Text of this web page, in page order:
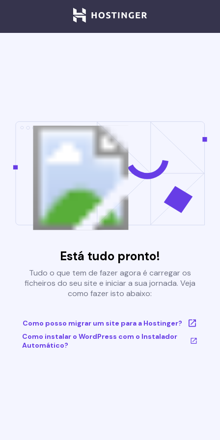
Está tudo pronto!
Tudo o que tem de fazer agora é carregar os
ficheiros do seu site e iniciar a sua jornada. Veja
como fazer isto abaixo:
Como posso migrar um site para a Hostinger?
Como instalar o WordPress com o Instalador
Automático?